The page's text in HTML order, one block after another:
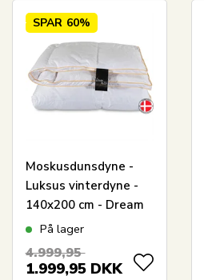
SPAR 60%
Moskusdunsdyne -
Luksus vinterdyne -
140x200 cm - Dream
By Borg - Prinsessen
På lager
4.999,95
1.999,95 DKK